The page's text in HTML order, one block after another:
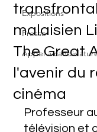
Expositions
Presse
Appel à
malaisien
The Great
l'avenir du
cinéma
Professeur
télévision et